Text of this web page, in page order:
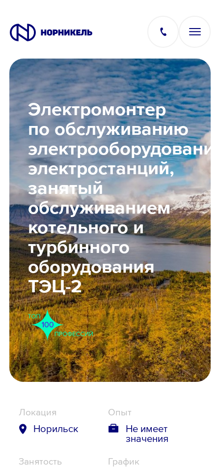
Вакансии
Производство
Офис
IT
Студентам
Школьникам
Локации
8 800 700-19-43
Электромонтер
по обслуживанию
электростанций,
занятый
обслуживанием
котельного и
турбинного
оборудования
ТЭЦ-2
Локация
Норильск
Опыт
Не имеет
значения
Занятость График